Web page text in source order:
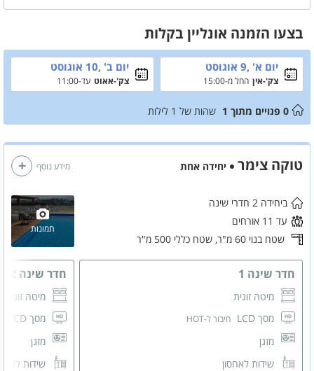
חשוב לציין כילא ניתן לעשות מנגל בשבתוחל איסור על הכנסת מערכות
בצעו הזמנה אונליין בקלות
יום א' ,9 אוגוסט
צק'-אין החל מ-15:00
יום ב' ,10 אוגוסט
צק'-אאוט עד-11:00
0 פנויים מתוך 1 שהות של 1 לילות
טוקה צימר יחידה אחת
תמונות
ביחידה 2 חדרי שינה
עד 11 אורחים
שטח בנוי 60 מ"ר,
שטח כללי 500 מ"ר
חדר שינה 1
מיטה זוגית
מסך LCD
חיבור ל-HOT
מזגן
שידות לאחסון
חדר שינה 2
מיטה זוגית
מסך LCD
מזגן
שידות
מידע נוסף